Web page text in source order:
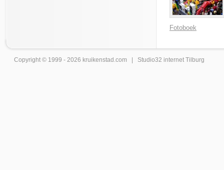
Fotoboek
Copyright © 1999 - 2026 kruikenstad .com | Studio32 internet Tilburg